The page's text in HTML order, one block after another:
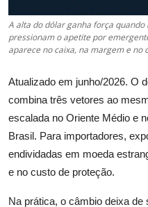
Sobre
GX explica
Investimentos
Seguro de Vida
Motores do Brasil
A alta do dólar ganha força
pressionam o apetite por
aparece no caixa, na margem e no
Atualizado em junho/2026. O
combina três vetores ao
escalada no Oriente Médio e
Brasil. Para importadores,
endividadas em moeda
e no custo de proteção.
Na prática, o câmbio deixa